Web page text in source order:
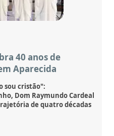
40 anos de
Aparecida
sou cristão":
Dom Raymundo Cardeal
de quatro décadas